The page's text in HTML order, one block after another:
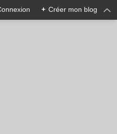
+ Créer mon blog